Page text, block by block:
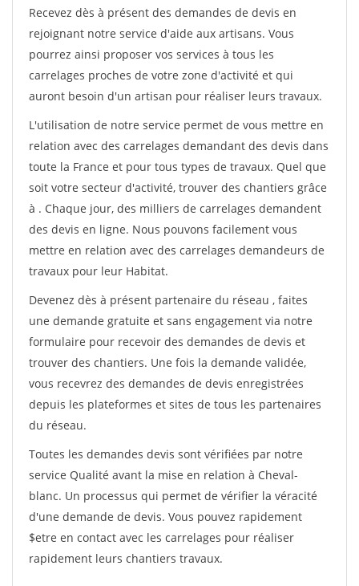
Recevez dès à présent des demandes de devis en
rejoignant notre service d'aide aux artisans. Vous
pourrez ainsi proposer vos services à tous les
carrelages proches de votre zone d'activité et qui
auront besoin d'un artisan pour réaliser leurs travaux.
L'utilisation de notre service permet de vous mettre en
relation avec des carrelages demandant des devis dans
toute la France et pour tous types de travaux. Quel que
soit votre secteur d'activité, trouver des chantiers grâce
à . Chaque jour, des milliers de carrelages demandent
des devis en ligne. Nous pouvons facilement vous
mettre en relation avec des carrelages demandeurs de
travaux pour leur Habitat.
Devenez dès à présent partenaire du réseau , faites
une demande gratuite et sans engagement via notre
formulaire pour recevoir des demandes de devis et
trouver des chantiers. Une fois la demande validée,
vous recevrez des demandes de devis enregistrées
depuis les plateformes et sites de tous les partenaires
du réseau.
Toutes les demandes devis sont vérifiées par notre
service Qualité avant la mise en relation à Cheval-
blanc. Un processus qui permet de vérifier la véracité
d'une demande de devis. Vous pouvez rapidement
$etre en contact avec les carrelages pour réaliser
rapidement leurs chantiers travaux.